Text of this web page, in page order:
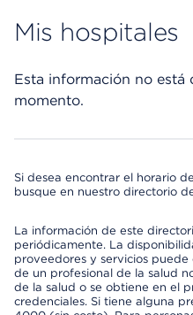
Mis hospitales
Esta información no está
momento.
Si desea encontrar el horario
busque en nuestro directorio
La información de este
periódicamente. La
proveedores y servicios
de un profesional de la salud
de la salud o se obtiene en el
credenciales. Si tiene alguna